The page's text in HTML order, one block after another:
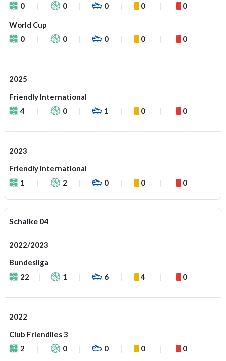
0
0 0 0 0
World Cup
0
0 0 0 0
2025
Friendly International
4
0 1 0 0
2023
Friendly International
1
2 0 0 0
Schalke 04
2022/2023
Bundesliga
22
1 6 4 0
2022
Club Friendlies 3
2
0 0 0 0